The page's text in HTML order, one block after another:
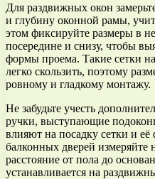
Для раздвижных окон
и глубину оконной рамы,
этом фиксируйте размеры в
посередине и снизу, чтобы
формы проема. Такие сетки
легко скользить, поэтому
ровному и гладкому монтажу.
Не забудьте учесть
ручки, выступающие
влияют на посадку сетки и
балконных дверей измеряйте
расстояние от пола до
устанавливается на